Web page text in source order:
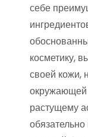
себе
косметику,
своей кожи,
окружающей
растущему